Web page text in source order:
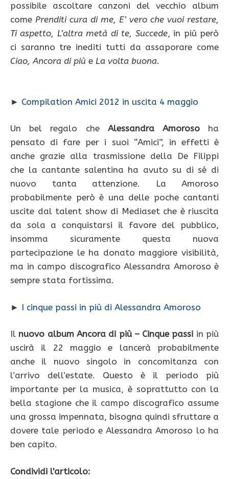
possibile ascoltare canzoni del vecchio album
come Prenditi cura di me, E’ vero che vuoi restare,
Ti aspetto, L’altra metà di te, Succede, in più però
ci saranno tre inediti tutti da assaporare come
Ciao, Ancora di più e La volta buona.
► Compilation Amici 2012 in uscita 4 maggio
Un bel regalo che Alessandra Amoroso ha
pensato di fare per i suoi “Amici”, in effetti è
anche grazie alla trasmissione della De Filippi
che la cantante salentina ha avuto su di sé di
nuovo tanta attenzione. La Amoroso
probabilmente però è una delle poche cantanti
uscite dal talent show di Mediaset che è riuscita
da sola a conquistarsi il favore del pubblico,
insomma sicuramente questa nuova
partecipazione le ha donato maggiore visibilità,
ma in campo discografico Alessandra Amoroso è
sempre stata fortissima.
► I cinque passi in più di Alessandra Amoroso
Il nuovo album Ancora di più – Cinque passi in più
uscirà il 22 maggio e lancerà probabilmente
anche il nuovo singolo in concomitanza con
l’arrivo dell’estate. Questo è il periodo più
importante per la musica, è soprattutto con la
bella stagione che il campo discografico assume
una grossa impennata, bisogna quindi sfruttare a
dovere tale periodo e Alessandra Amoroso lo ha
ben capito.
Condividi l'articolo: